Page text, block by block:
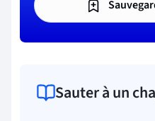
Sauter à un